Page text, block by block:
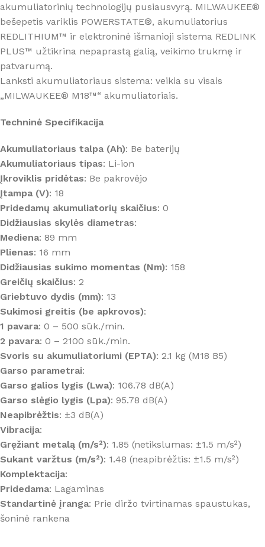
akumuliatorinių technologijų pusiausvyrą. MILWAUKEE®
bešepetis variklis POWERSTATE®, akumuliatorius
REDLITHIUM™ ir elektroninė išmanioji sistema REDLINK
PLUS™ užtikrina nepaprastą galią, veikimo trukmę ir
patvarumą.
Lanksti akumuliatoriaus sistema: veikia su visais
„MILWAUKEE® M18™“ akumuliatoriais.
Techninė Specifikacija
Akumuliatoriaus talpa (Ah): Be baterijų
Akumuliatoriaus tipas: Li-ion
Įkroviklis pridėtas: Be pakrovėjo
Įtampa (V): 18
Pridedamų akumuliatorių skaičius: 0
Didžiausias skylės diametras:
Mediena: 89 mm
Plienas: 16 mm
Didžiausias sukimo momentas (Nm): 158
Greičių skaičius: 2
Griebtuvo dydis (mm): 13
Sukimosi greitis (be apkrovos):
1 pavara: 0 – 500 sūk./min.
2 pavara: 0 – 2100 sūk./min.
Svoris su akumuliatoriumi (EPTA): 2.1 kg (M18 B5)
Garso parametrai:
Garso galios lygis (Lwa): 106.78 dB(A)
Garso slėgio lygis (Lpa): 95.78 dB(A)
Neapibrėžtis: ±3 dB(A)
Vibracija:
Gręžiant metalą (m/s²): 1.85 (netikslumas: ±1.5 m/s²)
Sukant varžtus (m/s²): 1.48 (neapibrėžtis: ±1.5 m/s²)
Komplektacija:
Pridedama: Lagaminas
Standartinė įranga: Prie diržo tvirtinamas spaustukas,
šoninė rankena